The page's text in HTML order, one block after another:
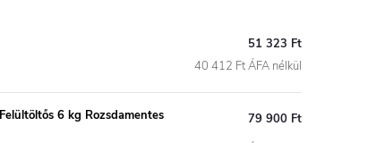
51 323 Ft
40 412 Ft ÁFA nélkül
6 kg Rozsdamentes
79 900 Ft